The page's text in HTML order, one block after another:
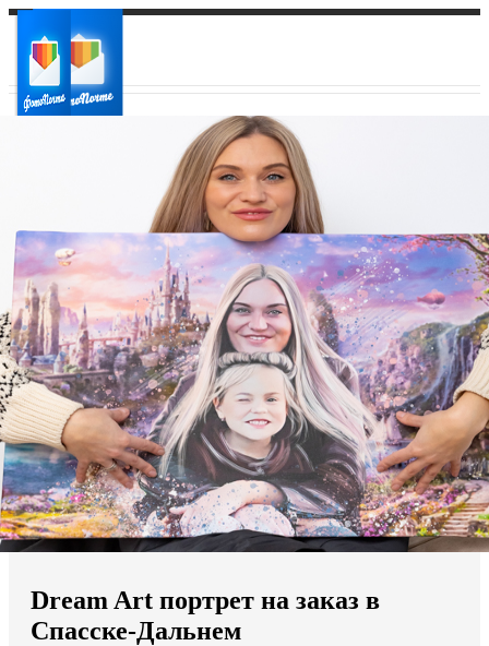
Ваш регион доставки
Выберите из списка:
Мы доставляем по всему миру
Продолжить без города
Dream Art портрет на заказ в
Спасске-Дальнем